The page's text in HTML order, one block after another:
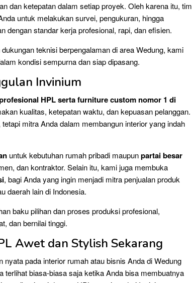
dan ketepatan dalam setiap proyek. Oleh karena itu, tim
untuk melakukan survei, pengukuran, hingga
dengan standar kerja profesional, rapi, dan efisien.
teknisi berpengalaman di area Wedung, kami
kondisi sempurna dan siap dipasang.
Invinium
HPL serta furniture custom nomor 1 di
kualitas, ketepatan waktu, dan kepuasan pelanggan.
mitra Anda dalam membangun interior yang indah
untuk kebutuhan rumah pribadi maupunpartai besar
dan kontraktor. Selain itu, kami juga membuka
, bagi Anda yang ingin menjadi mitra penjualan produk
daerah lain di Indonesia.
baku pilihan dan proses produksi profesional,
dan bernilai tinggi.
Awet dan Stylish Sekarang
nyata pada interior rumah atau bisnis Anda di Wedung
terlihat biasa-biasa saja ketika Anda bisa membuatnya